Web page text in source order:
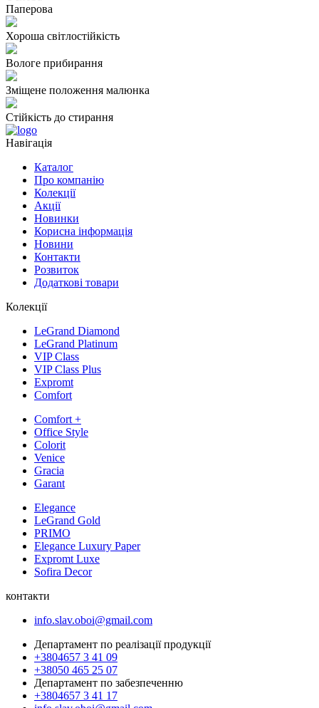
Паперова
Хороша світлостійкість
Вологе прибирання
Зміщене положення малюнка
Стійкість до стирання
Навігація
Каталог
Про компанію
Колекції
Акції
Новинки
Корисна інформація
Новини
Контакти
Розвиток
Додаткові товари
Колекції
LeGrand Diamond
LeGrand Platinum
VIP Class
VIP Class Plus
Expromt
Comfort
Comfort +
Office Style
Colorit
Venice
Gracia
Garant
Elegance
LeGrand Gold
PRIMO
Elegance Luxury Paper
Expromt Luxe
Sofira Decor
контакти
info.slav.oboi@gmail.com
Департамент по реалізації продукції
+3804657 3 41 09
+38050 465 25 07
Департамент по забезпеченню
+3804657 3 41 17